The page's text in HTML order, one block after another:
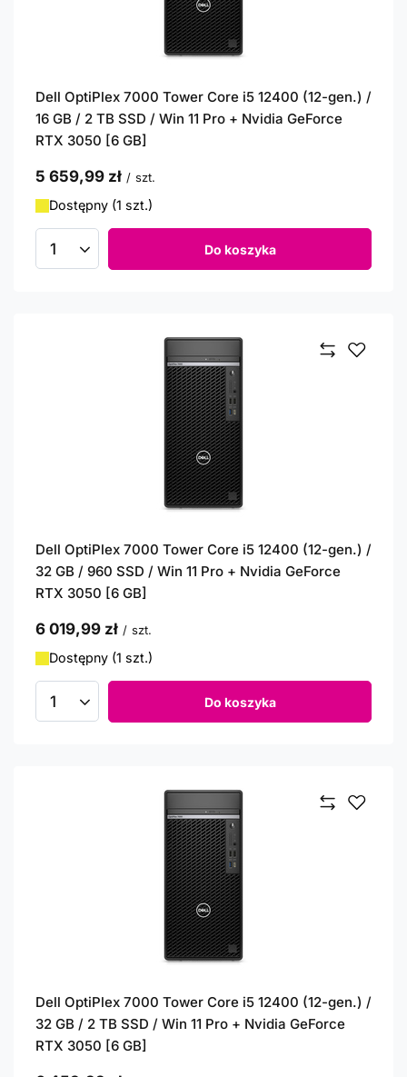
Dell OptiPlex 7000 Tower Core i5 12400 (12-gen.) /
16 GB / 2 TB SSD / Win 11 Pro + Nvidia GeForce
RTX 3050 [6 GB]
5 659,99 zł / szt.
Dostępny (1 szt.)
Ilość produktów Do koszyka
Dell OptiPlex 7000 Tower Core i5 12400 (12-gen.) /
32 GB / 960 SSD / Win 11 Pro + Nvidia GeForce
RTX 3050 [6 GB]
6 019,99 zł / szt.
Dostępny (1 szt.)
Ilość produktów Do koszyka
Dell OptiPlex 7000 Tower Core i5 12400 (12-gen.) /
32 GB / 2 TB SSD / Win 11 Pro + Nvidia GeForce
RTX 3050 [6 GB]